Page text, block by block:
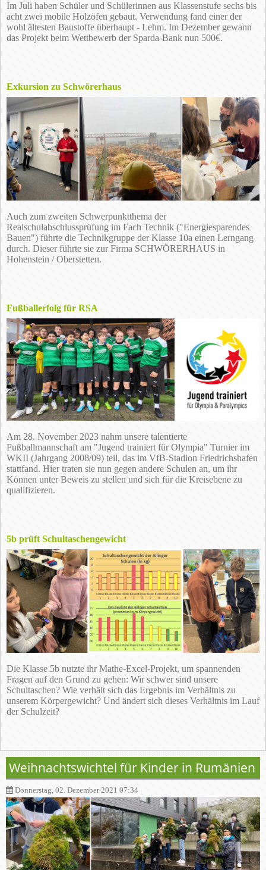
Im Juli haben Schüler und Schülerinnen aus Klassenstufe sechs bis
acht zwei mobile Holzöfen gebaut. Verwendung fand einer der
wohl ältesten Baustoffe überhaupt - Lehm. Im Dezember gewann
das Projekt beim Wettbewerb der Sparda-Bank nun 500€.
Exkursion zu Schwörerhaus
Auch zum zweiten Schwerpunktthema der
Realschulabschlussprüfung im Fach Technik ("Energiesparendes
Bauen") führte die Technikgruppe der Klasse 10a einen Lerngang
durch. Dieser führte sie zur Firma SCHWÖRERHAUS in
Hohenstein / Oberstetten.
Fußballerfolg für RSA
Am 28. November 2023 nahm unsere talentierte
Fußballmannschaft am "Jugend trainiert für Olympia" Turnier im
WKII (Jahrgang 2008/09) teil, das im VfB-Stadion Friedrichshafen
stattfand. Hier traten sie nun gegen andere Schulen an, um ihr
Können unter Beweis zu stellen und sich für die Kreisebene zu
qualifizieren.
5b prüft Schultaschengewicht
Die Klasse 5b nutzte ihr Mathe-Excel-Projekt, um spannenden
Fragen auf den Grund zu gehen: Wir schwer sind unsere
Schultaschen? Wie verhält sich das Ergebnis im Verhältnis zu
unserem Körpergewicht? Und ändert sich dieses Verhältnis im Lauf
der Schulzeit?
Weihnachtswichtel für Kinder in Rumänien
Donnerstag, 02. Dezember 2021 07:34